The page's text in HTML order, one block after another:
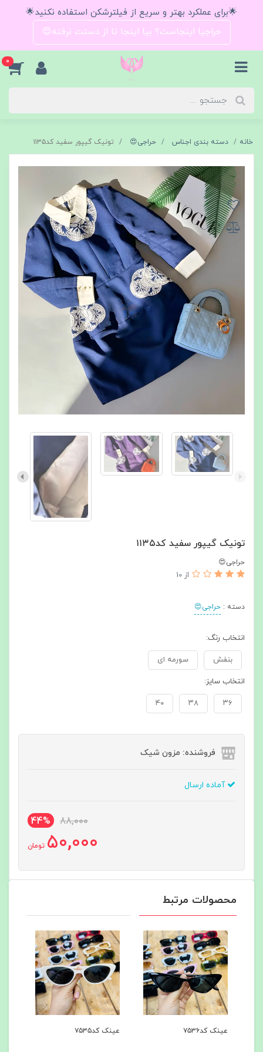
🌟برای عملکرد بهتر و سریع از فیلترشکن استفاده نکنید🌟
حراجیا اینجاست؟ بیا اینجا تا از دستت نرفته😍
0
خانه دسته بندی اجناس حراجی😍 تونیک گیپور سفید کد۱۱۳۵
تونیک گیپور سفید کد۱۱۳۵
حراجی😍
از 10
دسته : حراجی😍
انتخاب رنگ:
بنفش سورمه ای
انتخاب سایز:
۳۶ ۳۸ ۴۰
فروشنده: مزون شیک
آماده ارسال
88,000
44%
50,000 تومان
محصولات مرتبط
عینک کد۷۵۳۵ عینک کد۷۵۳۴